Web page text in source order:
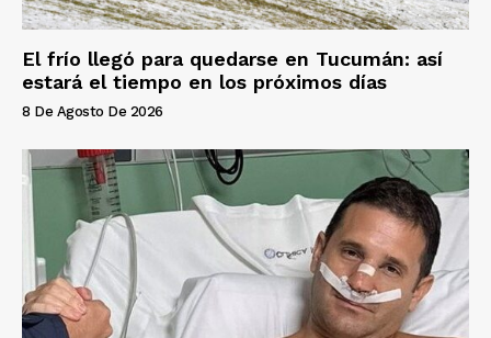
El frío llegó para quedarse en Tucumán: así
estará el tiempo en los próximos días
8 De Agosto De 2026